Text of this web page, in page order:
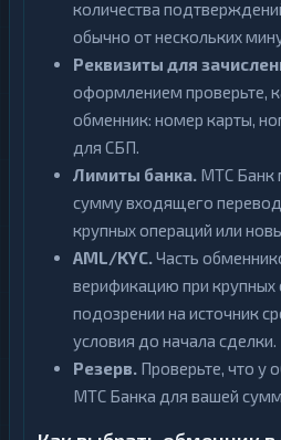
количества
обычно от нескольких
Реквизиты для
оформлением проверьте,
обменник: номер карты,
для СБП.
Лимиты банка. МТС Банк
сумму входящего
крупных операций или
AML/KYC.Часть
верификацию при крупных
подозрении на источник
условия до начала сделки.
Резерв. Проверьте, что у
МТС Банка для вашей